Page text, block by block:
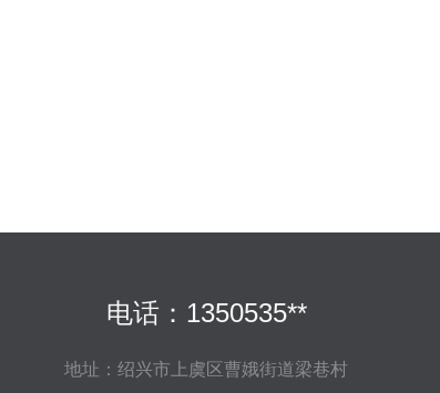
电话：1350535**
地址：绍兴市上虞区曹娥街道梁巷村